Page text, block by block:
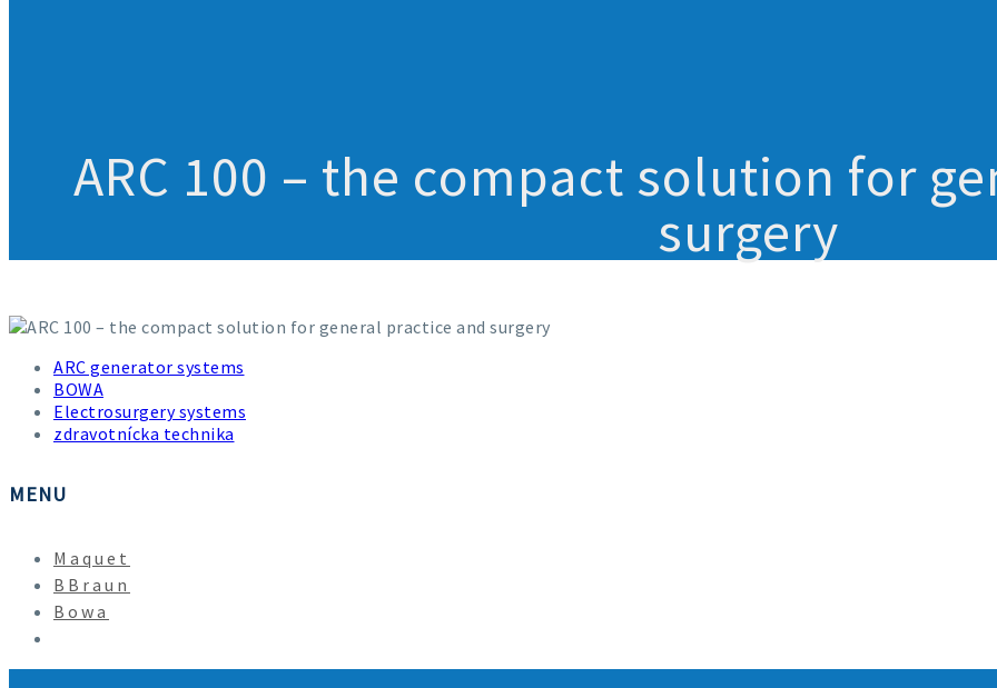
ARC 100 – the compact solution for
surgery
ARC 100 – the compact solution for general practice and surgery
ARC generator systems
BOWA
Electrosurgery systems
zdravotnícka technika
MENU
Maquet
BBraun
Bowa